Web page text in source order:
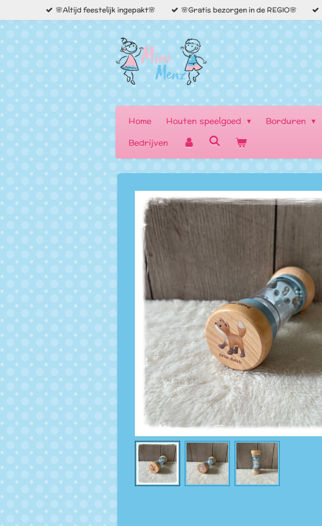
direct
hoofdinhoud
🌸Altijd feestelijk ingepakt🌸 🌸Gratis bezorgen in de REGIO🌸
Home Houten speelgoed Borduren
Bedrijven